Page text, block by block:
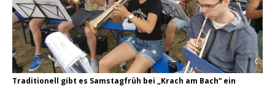
Traditionell gibt es Samstagfrüh bei „Krach am Bach“ ein